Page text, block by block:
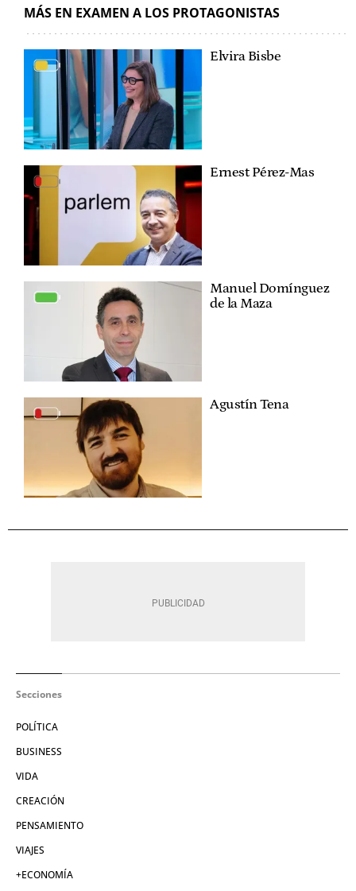
MÁS EN EXAMEN A LOS PROTAGONISTAS
Elvira Bisbe
Ernest Pérez-Mas
Manuel Domínguez
de la Maza
Agustín Tena
Secciones
POLÍTICA
BUSINESS
VIDA
CREACIÓN
PENSAMIENTO
VIAJES
+ECONOMÍA